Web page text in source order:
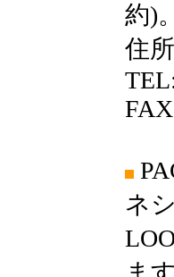
約)。
住
ネ